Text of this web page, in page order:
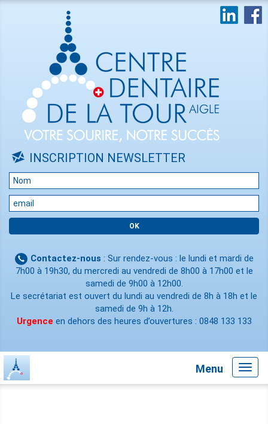
INSCRIPTION NEWSLETTER
Contactez-nous : Sur rendez-vous : le lundi et mardi de
7h00 à 19h30, du mercredi au vendredi de 8h00 à 17h00 et le
samedi de 9h00 à 12h00.
Le secrétariat est ouvert du lundi au vendredi de 8h à 18h et le
samedi de 9h à 12h.
Urgence en dehors des heures d’ouvertures : 0848 133 133
Menu